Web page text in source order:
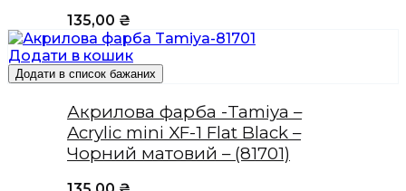
135,00 ₴
Додати в кошик
Додати в список бажаних
Акрилова фарба -Tamiya –
Acrylic mini XF-1 Flat Black –
Чорний матовий – (81701)